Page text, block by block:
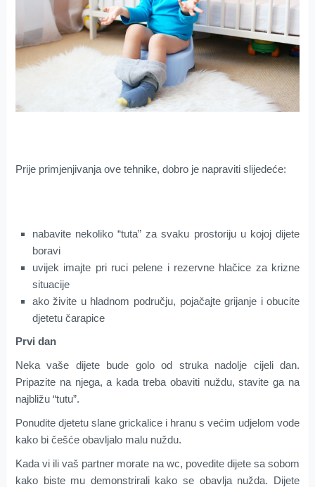
Prije primjenjivanja ove tehnike, dobro je napraviti slijedeće:
nabavite nekoliko “tuta” za svaku prostoriju u kojoj dijete
boravi
uvijek imajte pri ruci pelene i rezervne hlačice za krizne
situacije
ako živite u hladnom području, pojačajte grijanje i obucite
djetetu čarapice
Prvi dan
Neka vaše dijete bude golo od struka nadolje cijeli dan.
Pripazite na njega, a kada treba obaviti nuždu, stavite ga na
najbližu “tutu”.
Ponudite djetetu slane grickalice i hranu s većim udjelom vode
kako bi češće obavljalo malu nuždu.
Kada vi ili vaš partner morate na wc, povedite dijete sa sobom
kako biste mu demonstrirali kako se obavlja nužda. Dijete